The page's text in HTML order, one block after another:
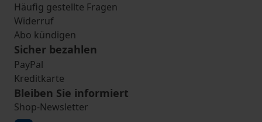
Häufig gestellte Fragen
Widerruf
Abo kündigen
Sicher bezahlen
PayPal
Kreditkarte
Bleiben Sie informiert
Shop-Newsletter